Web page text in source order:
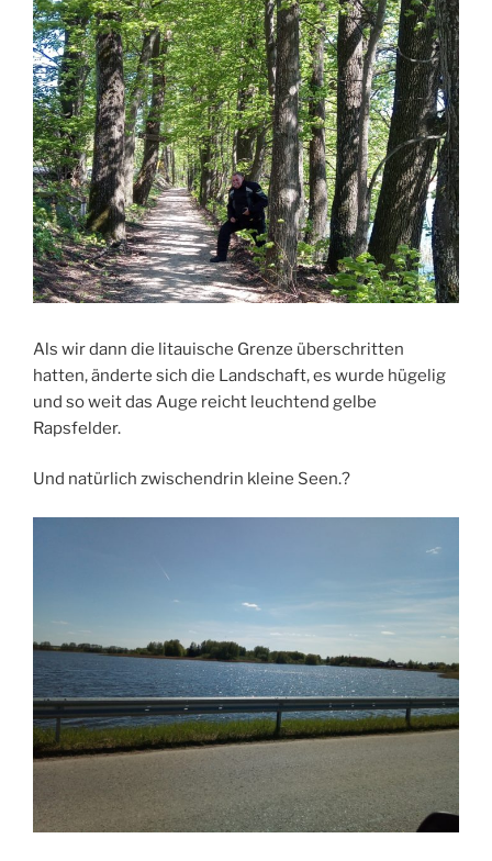
Als wir dann die litauische Grenze überschritten
hatten, änderte sich die Landschaft, es wurde hügelig
und so weit das Auge reicht leuchtend gelbe
Rapsfelder.
Und natürlich zwischendrin kleine Seen.?